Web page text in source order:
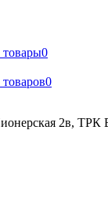
0
0
2в,